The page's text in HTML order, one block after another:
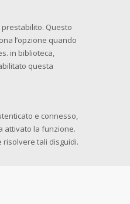
Questo
l’opzione quando
in biblioteca,
questa
e connesso,
attivato la funzione.
risolvere tali disguidi.